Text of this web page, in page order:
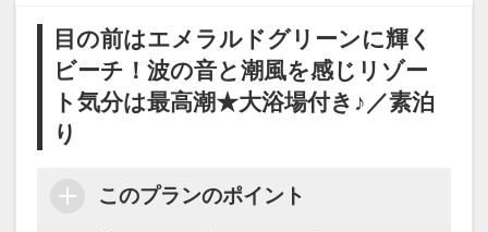
ない贅沢をどうぞ。
目の前はエメラルドグリーンに輝く
ビーチ！波の音と潮風を感じリゾー
ト気分は最高潮★大浴場付き♪／素泊
り
このプランのポイント